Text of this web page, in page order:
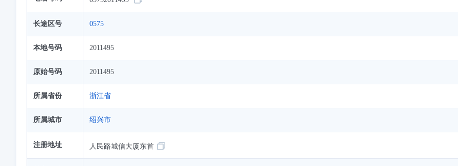
长途区号 0575
本地号码 2011495
原始号码 2011495
所属省份 浙江省
所属城市 绍兴市
注册地址 人民路城信大厦东首